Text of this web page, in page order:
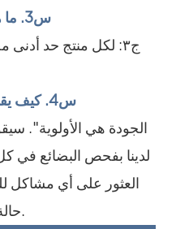
س3. ما هو الحد الأدنى لكمية الطلب؟
ج٣: لكل منتج حد
س4. كيف يقوم مصنعكم بمراقبة الجودة؟
لدينا بفحص البضائع في
العثور على أي مشاكل
حالة جيدة وتلبي متطلبات العملاء.